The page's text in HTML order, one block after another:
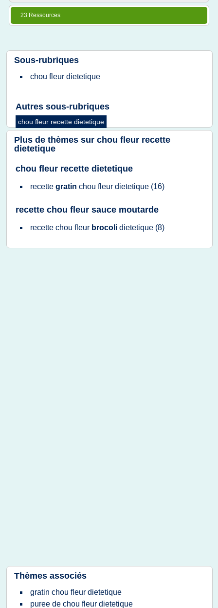
23 Ressources
Sous-rubriques
chou fleur dietetique
Autres sous-rubriques
chou fleur recette dietetique
Plus de thèmes sur chou fleur recette
dietetique
chou fleur recette dietetique
recette gratin chou fleur dietetique (16)
recette chou fleur sauce moutarde
recette chou fleur brocoli dietetique (8)
Thèmes associés
gratin chou fleur dietetique
puree de chou fleur dietetique